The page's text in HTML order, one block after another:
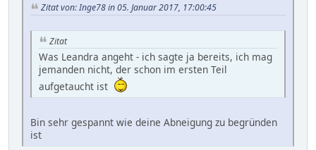
Zitat von: Inge78 in 05. Januar 2017, 17:00:45
Zitat
Was Leandra angeht - ich sagte ja bereits, ich mag
jemanden nicht, der schon im ersten Teil
aufgetaucht ist
Bin sehr gespannt wie deine Abneigung zu begründen
ist